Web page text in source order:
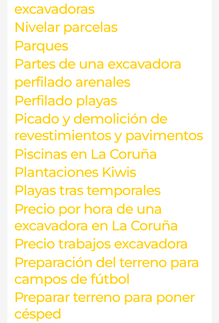
excavadoras
Nivelar parcelas
Parques
Partes de una excavadora
perfilado arenales
Perfilado playas
Picado y demolición de
revestimientos y pavimentos
Piscinas en La Coruña
Plantaciones Kiwis
Playas tras temporales
Precio por hora de una
excavadora en La Coruña
Precio trabajos excavadora
Preparación del terreno para
campos de fútbol
Preparar terreno para poner
césped